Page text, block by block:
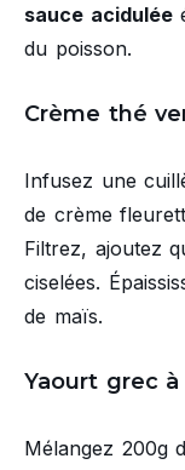
sauce acidulée
du poisson.
Crème thé
Infusez une
de crème
Filtrez, ajoutez
ciselées.
de maïs.
Yaourt grec à
Mélangez 200g